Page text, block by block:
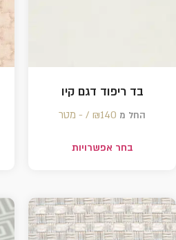
בד ריפוד דגם קיו
החל מ ₪ 140 /‏‏‎ ‎- מטר
בחר אפשרויות